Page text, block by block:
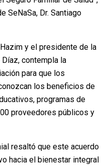
SeNaSa, Dr. Santiago
y el presidente de la
contempla la
para que los
los beneficios de
programas de
proveedores públicos y
resaltó que este acuerdo
hacia el bienestar integral